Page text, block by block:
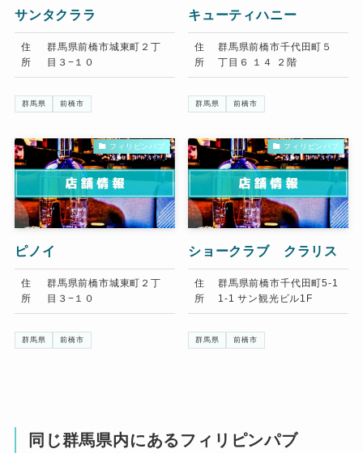
サンタクララ
住
所
群馬県前橋市城東町２丁
目３−１０
群馬県 前橋市
キューティハニー
住
所
群馬県前橋市千代田町５
丁目６ １４ ２階
群馬県 前橋市
フィリピンパブ
ピノイ
住
所
群馬県前橋市城東町２丁
目３−１０
群馬県 前橋市
フィリピンパブ
ショークラブ クラリス
住
所
群馬県前橋市千代田町5-1
1-1 サン観光ビル1F
群馬県 前橋市
同じ群馬県内にあるフィリピンパブ